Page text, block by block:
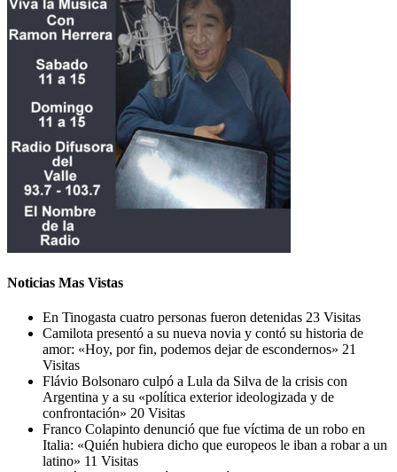
Noticias Mas Vistas
En Tinogasta cuatro personas fueron detenidas 23 Visitas
Camilota presentó a su nueva novia y contó su historia de
amor: «Hoy, por fin, podemos dejar de escondernos» 21
Visitas
Flávio Bolsonaro culpó a Lula da Silva de la crisis con
Argentina y a su «política exterior ideologizada y de
confrontación» 20 Visitas
Franco Colapinto denunció que fue víctima de un robo en
Italia: «Quién hubiera dicho que europeos le iban a robar a un
latino» 11 Visitas